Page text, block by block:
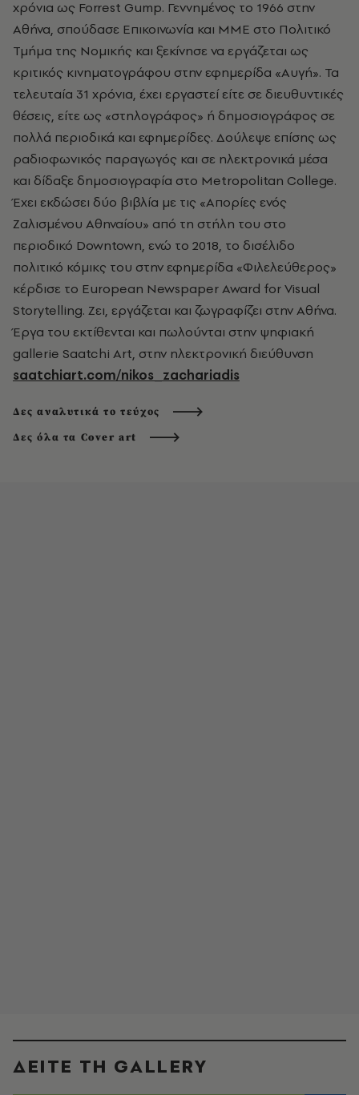
χρόνια ως Forrest Gump. Γεννημένος το 1966 στην
Αθήνα, σπούδασε Επικοινωνία και ΜΜΕ στο Πολιτικό
Τμήμα της Νομικής και ξεκίνησε να εργάζεται ως
κριτικός κινηματογράφου στην εφημερίδα «Αυγή». Τα
τελευταία 31 χρόνια, έχει εργαστεί είτε σε διευθυντικές
θέσεις, είτε ως «στηλογράφος» ή δημοσιογράφος σε
πολλά περιοδικά και εφημερίδες. Δούλεψε επίσης ως
ραδιοφωνικός παραγωγός και σε ηλεκτρονικά μέσα
και δίδαξε δημοσιογραφία στο Metropolitan College.
Έχει εκδώσει δύο βιβλία με τις «Απορίες ενός
Ζαλισμένου Αθηναίου» από τη στήλη του στο
περιοδικό Downtown, ενώ το 2018, το δισέλιδο
πολιτικό κόμικς του στην εφημερίδα «Φιλελεύθερος»
κέρδισε το European Newspaper Award for Visual
Storytelling. Ζει, εργάζεται και ζωγραφίζει στην Αθήνα.
Έργα του εκτίθενται και πωλούνται στην ψηφιακή
gallerie Saatchi Art, στην ηλεκτρονική διεύθυνση
saatchiart.com/nikos_zachariadis
Δες αναλυτικά το τεύχος
Δες όλα τα Cover art
ΔΕΙΤΕ ΤΗ GALLERY